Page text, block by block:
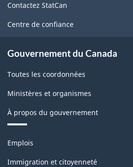
ce
site
Contactez StatCan
Centre de confiance
Gouvernement du Canada
Toutes les coordonnées
Ministères et organismes
À propos du gouvernement
Thèmes
sujets
Emplois
Immigration et citoyenneté